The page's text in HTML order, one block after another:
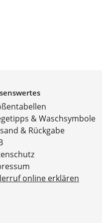
& Waschsymbole
& Rückgabe
online erklären